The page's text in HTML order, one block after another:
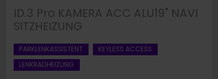
ID.3 Pro KAMERA ACC ALU19" NAVI
SITZHEIZUNG
PARKLENKASSISTENT
KEYLESS ACCESS
LENKRADHEIZUNG